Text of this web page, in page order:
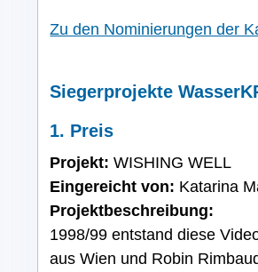
Zu den Nominierungen der
Siegerprojekte
1. Preis
Projekt: WISHING WELL
Eingereicht von: Katarina
Projektbeschreibung:
1998/99 entstand diese
aus Wien und Robin